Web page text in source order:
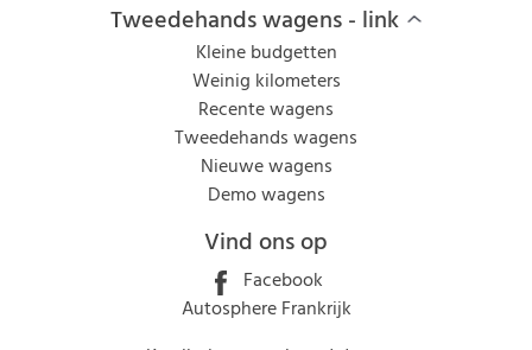
Tweedehands wagens - link
Kleine budgetten
Weinig kilometers
Recente wagens
Tweedehands wagens
Nieuwe wagens
Demo wagens
Vind ons op
Facebook
Autosphere Frankrijk